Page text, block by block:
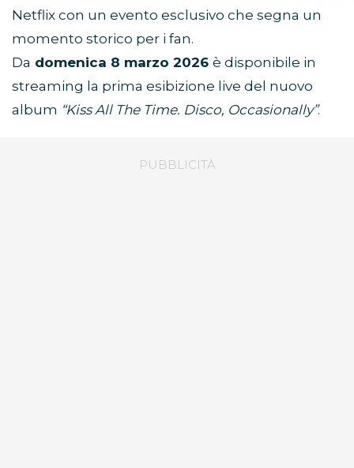
Netflix con un evento esclusivo che segna un
momento storico per i fan.
Da domenica 8 marzo 2026 è disponibile in
streaming la prima esibizione live del nuovo
album “Kiss All The Time. Disco, Occasionally”.